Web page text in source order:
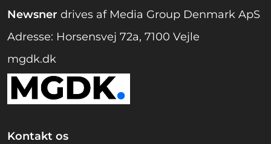
Newsner drives af Media Group Denmark ApS
Adresse: Horsensvej 72a, 7100 Vejle
mgdk.dk
Kontakt os